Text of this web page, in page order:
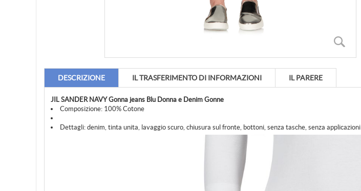
DESCRIZIONE IL TRASFERIMENTO DI INFORMAZIONI IL PARERE
JIL SANDER NAVY Gonna jeans Blu Donna e Denim Gonne
Composizione: 100% Cotone
Dettagli: denim, tinta unita, lavaggio scuro, chiusura sul fronte, bottoni, senza tasche, senza applicazioni